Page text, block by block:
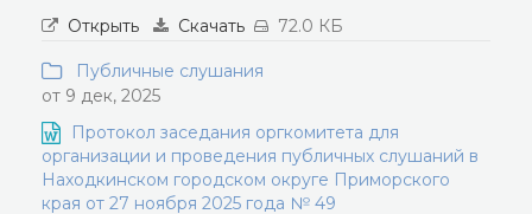
Открыть
Скачать 72.0 КБ
Публичные слушания
от 9 дек, 2025
Протокол заседания оргкомитета для
организации и проведения публичных слушаний в
Находкинском городском округе Приморского
края от 27 ноября 2025 года № 49